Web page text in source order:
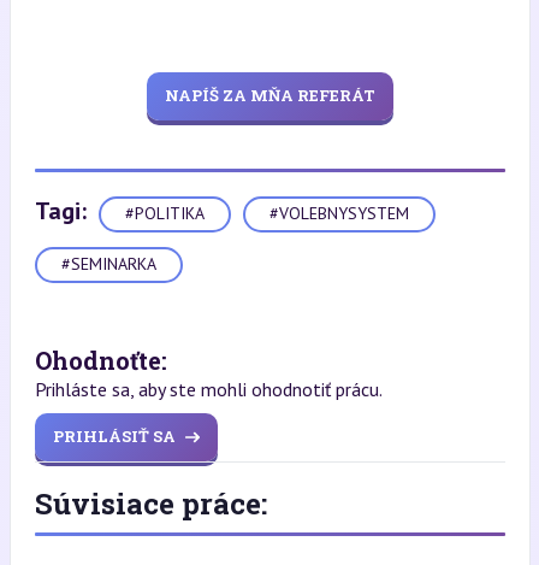
NAPÍŠ ZA MŇA REFERÁT
Tagi: #POLITIKA #VOLEBNYSYSTEM
#SEMINARKA
Ohodnoťte:
Prihláste sa, aby ste mohli ohodnotiť prácu.
PRIHLÁSIŤ SA
Súvisiace práce: